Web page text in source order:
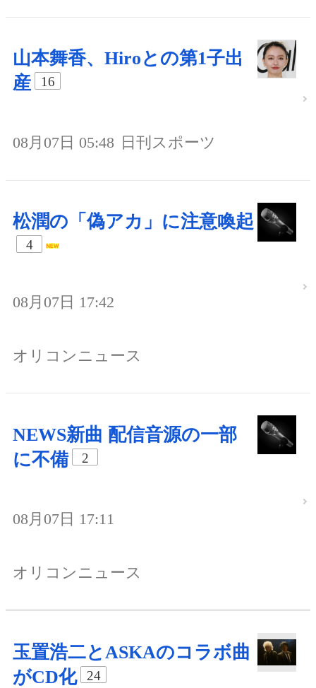
山本舞香、Hiroとの第1子出
産
16
08月07日 05:48 日刊スポーツ
松潤の「偽アカ」に注意喚起
4
08月07日 17:42
オリコンニュース
NEWS新曲 配信音源の一部
に不備
2
08月07日 17:11
オリコンニュース
玉置浩二とASKAのコラボ曲
がCD化
24